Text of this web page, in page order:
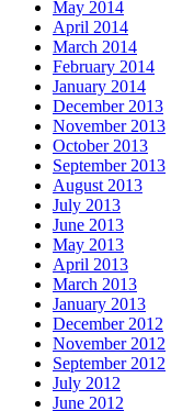
May 2014
April 2014
March 2014
February 2014
January 2014
December 2013
November 2013
October 2013
September 2013
August 2013
July 2013
June 2013
May 2013
April 2013
March 2013
January 2013
December 2012
November 2012
September 2012
July 2012
June 2012